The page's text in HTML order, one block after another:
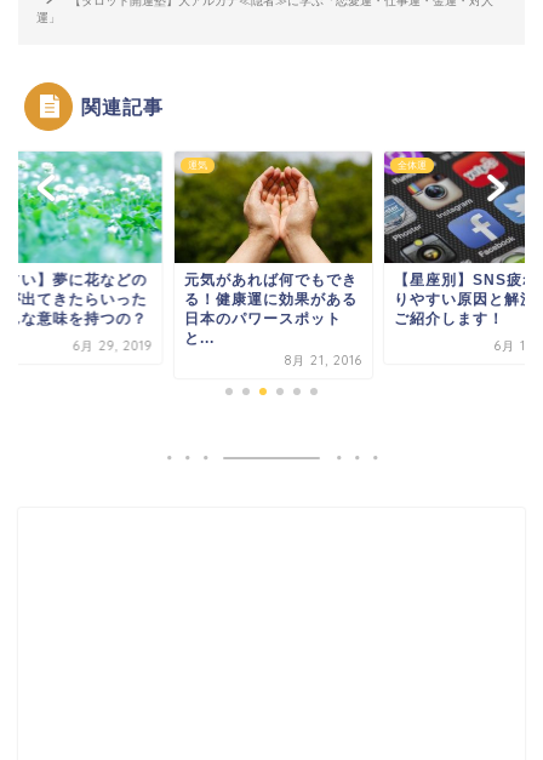
運」
関連記事
占い】夢に花などの
が出てきたらいった
んな意味を持つの？
6月 29, 2019
運気
元気があれば何でもでき
る！健康運に効果がある
日本のパワースポット
と...
8月 21, 2016
全体運
【星座別】SNS疲れ
りやすい原因と解決
ご紹介します！
6月 12,